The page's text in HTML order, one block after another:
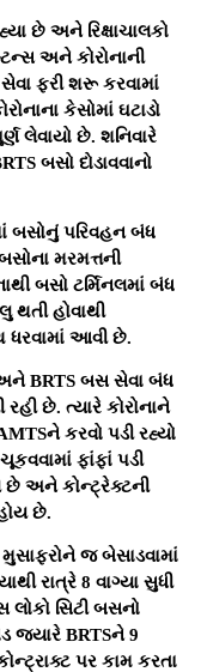
છે અને રિક્ષાચાલકો
અને કોરોનાની
ફરી શરૂ કરવામાં
કેસોમાં ઘટાડો
લેવાયો છે. શનિવારે
બસો દોડાવવાનો
બસોનું પરિવહન બંધ
મરમત્તની
બસો ટર્મિનલમાં બંધ
થતી હોવાથી
ધરવામાં આવી છે.
અને BRTS બસ સેવા બંધ
છે. ત્યારે કોરોનાને
કરવો પડી રહ્યો
ફાંફાં પડી
છે અને કોન્ટ્રેક્ટની
છે.
જ બેસાડવામાં
રાત્રે 8 વાગ્યા સુધી
સિટી બસનો
જ્યારે BRTSને 9
પર કામ કરતા